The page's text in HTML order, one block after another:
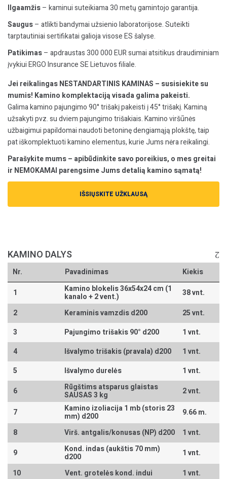
Ilgaamžis– kaminui suteikiama 30 metų gamintojo garantija.
Saugus– atlikti bandymai užsienio laboratorijose. Suteikti
tarptautiniai sertifikatai galioja visose ES šalyse.
Patikimas– apdraustas 300 000 EUR sumai atsitikus draudiminiam
įvykiui ERGO Insurance SE Lietuvos filiale.
Jei reikalingas NESTANDARTINIS KAMINAS – susisiekite su
mumis! Kamino komplektaciją visada galima pakeisti.
Galima kamino pajungimo 90° trišakį pakeisti į 45° trišakį. Kaminą
užsakyti pvz. su dviem pajungimo trišakiais. Kamino viršūnės
užbaigimui papildomai naudoti betoninę dengiamąją plokštę, taip
pat iškomplektuoti kamino elementus, kurie Jums nėra reikalingi.
Parašykite mums – apibūdinkite savo poreikius, o mes greitai
ir NEMOKAMAI parengsime Jums detalią kamino sąmatą!
IŠSIŲSKITE UŽKLAUSĄ
KAMINO DALYS
Nr. Pavadinimas
Kiekis
1
Kamino blokelis 36x54x24 cm (1
kanalo + 2 vent.)
38 vnt.
2
Keraminis vamzdis d200
25 vnt.
3
Pajungimo trišakis 90° d200
1 vnt.
4
Išvalymo trišakis (pravala) d200
1 vnt.
5
Išvalymo durelės
1 vnt.
6
Rūgštims atsparus glaistas
SAUSAS 3 kg
2 vnt.
7
Kamino izoliacija 1 mb (storis 23
mm) d200
9.66 m.
8
Virš. antgalis/konusas (NP) d200
1 vnt.
9
Kond. indas (aukštis 70 mm)
d200
1 vnt.
10
Vent. grotelės kond. indui 1 vnt.